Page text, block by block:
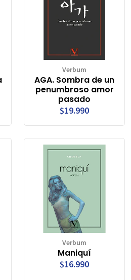
Verbum
AGA. Sombra de un
penumbroso amor
pasado
$19.990
Verbum
Maniquí
$16.990